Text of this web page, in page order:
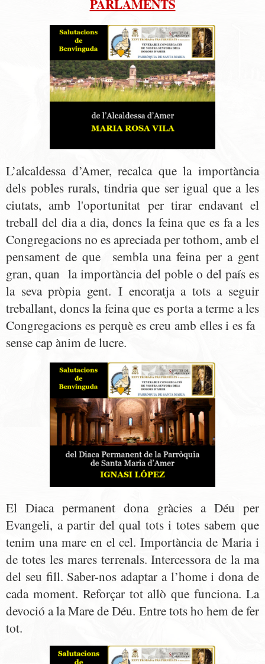
PARLAMENTS
L’alcaldessa d’Amer, recalca que la importància
dels pobles rurals, tindria que ser igual que a les
ciutats, amb l'oportunitat per tirar endavant el
treball del dia a dia, doncs la feina que es fa a les
Congregacions no es apreciada per tothom, amb el
pensament de que sembla una feina per a gent
gran, quan la importància del poble o del país es
la seva pròpia gent.I encoratja a tots a seguir
treballant, doncs la feina que es porta a terme a les
Congregacions es perquè es creu amb elles i es fa
sense cap ànim de lucre.
El Diaca permanent dona gràcies a Déu per
Evangeli, a partir del qual tots i totes sabem que
tenim una mare en el cel. Importància de Maria i
de totes les mares terrenals. Intercessora de la ma
del seu fill. Saber-nos adaptar a l’home i dona de
cada moment. Reforçar tot allò que funciona. La
devoció a la Mare de Déu. Entre tots ho hem de fer
tot.